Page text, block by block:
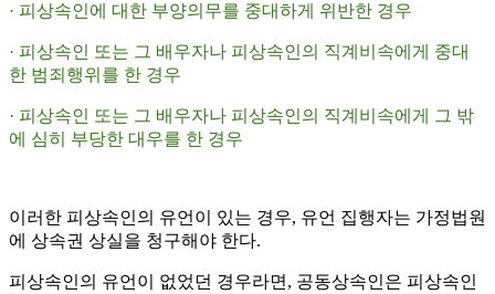
· 피상속인에 대한 부양의무를 중대하게 위반한 경우
· 피상속인 또는 그 배우자나 피상속인의 직계비속에게 중대
한 범죄행위를 한 경우
· 피상속인 또는 그 배우자나 피상속인의 직계비속에게 그 밖
에 심히 부당한 대우를 한 경우
이러한 피상속인의 유언이 있는 경우, 유언 집행자는 가정법원
에 상속권 상실을 청구해야 한다.
피상속인의 유언이 없었던 경우라면, 공동상속인은 피상속인